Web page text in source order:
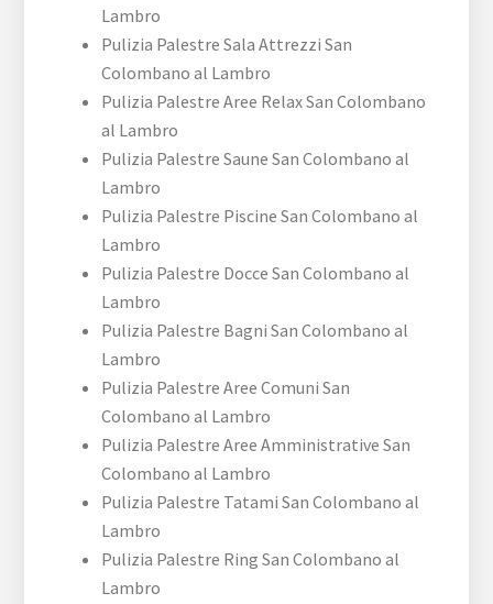
Lambro
Pulizia Palestre Sala Attrezzi San
Colombano al Lambro
Pulizia Palestre Aree Relax San Colombano
al Lambro
Pulizia Palestre Saune San Colombano al
Lambro
Pulizia Palestre Piscine San Colombano al
Lambro
Pulizia Palestre Docce San Colombano al
Lambro
Pulizia Palestre Bagni San Colombano al
Lambro
Pulizia Palestre Aree Comuni San
Colombano al Lambro
Pulizia Palestre Aree Amministrative San
Colombano al Lambro
Pulizia Palestre Tatami San Colombano al
Lambro
Pulizia Palestre Ring San Colombano al
Lambro